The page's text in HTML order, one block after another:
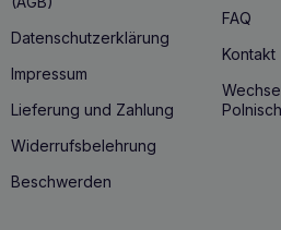
Hühnerbrust für Katzen
MR.
Hühnerbrust für
30g
empfohlen, die sowohl
ausgezeichneten Geschmack zu
Produkt wird besonders für aktive
eine solide Dosis Energie
mit Übergewicht zu kämpfen
Datenschutzerklärung
Impressum
Lieferung und Zahlung
Widerrufsbelehrung
Beschwerden
FAQ
Kontakt
Polnisch